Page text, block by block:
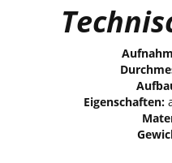
Eigenschaften: